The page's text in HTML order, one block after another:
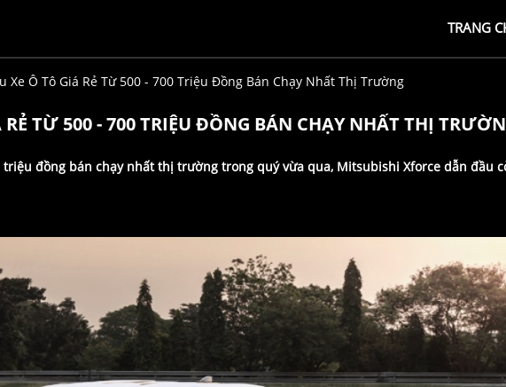
TRANG
Xe Ô Tô Giá Rẻ Từ 500 - 700 Triệu Đồng Bán Chạy Nhất Thị Trường
TỪ 500 - 700 TRIỆU ĐỒNG BÁN CHẠY NHẤT THỊ
triệu đồng bán chạy nhất thị trường trong quý vừa qua, Mitsubishi Xforce dẫn đầu